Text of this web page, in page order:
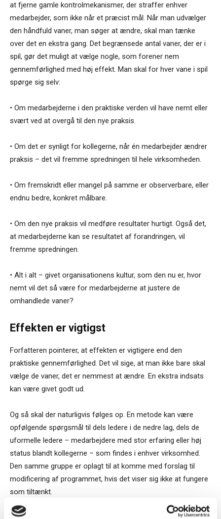
at fjerne gamle kontrolmekanismer, der straffer enhver
medarbejder, som ikke når et præcist mål. Når man udvælger
den håndfuld vaner, man søger at ændre, skal man tænke
over det en ekstra gang. Det begrænsede antal vaner, der er i
spil, gør det muligt at vælge nogle, som forener nem
gennemførlighed med høj effekt. Man skal for hver vane i spil
spørge sig selv:
• Om medarbejderne i den praktiske verden vil have nemt eller
svært ved at overgå til den nye praksis.
• Om det er synligt for kollegerne, når én medarbejder ændrer
praksis – det vil fremme spredningen til hele virksomheden.
• Om fremskridt eller mangel på samme er observerbare, eller
endnu bedre, konkret målbare.
• Om den nye praksis vil medføre resultater hurtigt. Også det,
at medarbejderne kan se resultatet af forandringen, vil
fremme spredningen.
• Alt i alt – givet organisationens kultur, som den nu er, hvor
nemt vil det så være for medarbejderne at justere de
omhandlede vaner?
Effekten er vigtigst
Forfatteren pointerer, at effekten er vigtigere end den
praktiske gennemførlighed. Det vil sige, at man ikke bare skal
vælge de vaner, det er nemmest at ændre. En ekstra indsats
kan være givet godt ud.
Og så skal der naturligvis følges op. En metode kan være
opfølgende spørgsmål til dels ledere i de nedre lag, dels de
uformelle ledere – medarbejdere med stor erfaring eller høj
status blandt kollegerne – som findes i enhver virksomhed.
Den samme gruppe er oplagt til at komme med forslag til
modificering af programmet, hvis det viser sig ikke at fungere
som tiltænkt.